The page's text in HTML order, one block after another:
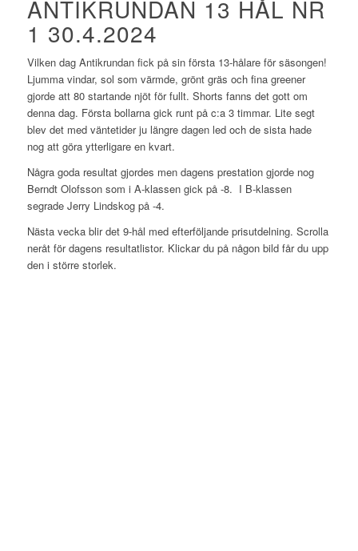
ANTIKRUNDAN 13 HÅL NR
1 30.4.2024
Vilken dag Antikrundan fick på sin första 13-hålare för säsongen!
Ljumma vindar, sol som värmde, grönt gräs och fina greener
gjorde att 80 startande njöt för fullt. Shorts fanns det gott om
denna dag. Första bollarna gick runt på c:a 3 timmar. Lite segt
blev det med väntetider ju längre dagen led och de sista hade
nog att göra ytterligare en kvart.
Några goda resultat gjordes men dagens prestation gjorde nog
Berndt Olofsson som i A-klassen gick på -8. I B-klassen
segrade Jerry Lindskog på -4.
Nästa vecka blir det 9-hål med efterföljande prisutdelning. Scrolla
neråt för dagens resultatlistor. Klickar du på någon bild får du upp
den i större storlek.